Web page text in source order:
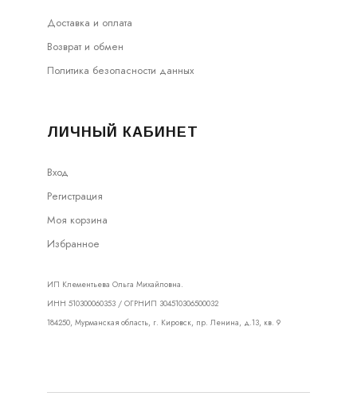
Доставка и оплата
Возврат и обмен
Политика безопасности данных
ЛИЧНЫЙ КАБИНЕТ
Вход
Регистрация
Моя корзина
Избранное
ИП Клементьева Ольга Михайловна.
ИНН 510300060353 / ОГРНИП 304510306500032
184250, Мурманская область, г. Кировск, пр. Ленина, д.13, кв. 9